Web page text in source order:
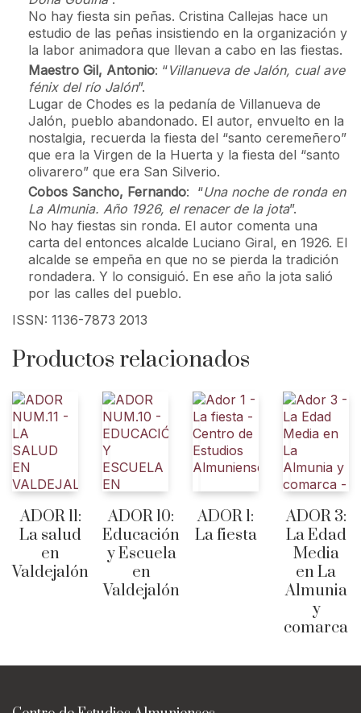
No hay fiesta sin peñas. Cristina Callejas hace un
estudio de las peñas insistiendo en la organización y
la labor animadora que llevan a cabo en las fiestas.
Maestro Gil, Antonio: “Villanueva de Jalón, cual ave
fénix del río Jalón”.
Lugar de Chodes es la pedanía de Villanueva de
Jalón, pueblo abandonado. El autor, envuelto en la
nostalgia, recuerda la fiesta del “santo ceremeñero”
que era la Virgen de la Huerta y la fiesta del “santo
olivarero” que era San Silverio.
Cobos Sancho, Fernando: “Una noche de ronda en
La Almunia. Año 1926, el renacer de la jota”.
No hay fiestas sin ronda. El autor comenta una
carta del entonces alcalde Luciano Giral, en 1926. El
alcalde se empeña en que no se pierda la tradición
rondadera. Y lo consiguió. En ese año la jota salió
por las calles del pueblo.
ISSN: 1136-7873 2013
Productos relacionados
ADOR 11:
La salud
en
Valdejalón
ADOR 10:
Educación
y Escuela
en
Valdejalón
ADOR 1:
La fiesta
ADOR 3:
La Edad
Media
en La
Almunia
y
comarca